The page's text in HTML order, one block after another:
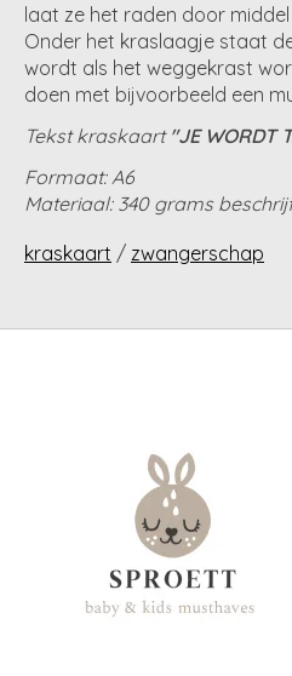
laat ze het raden door
Onder het kraslaagje staat
wordt als het weggekrast
doen met bijvoorbeeld een
Tekst kraskaart"JE WORDT
Formaat: A6
Materiaal: 340 grams
kraskaart / zwangerschap